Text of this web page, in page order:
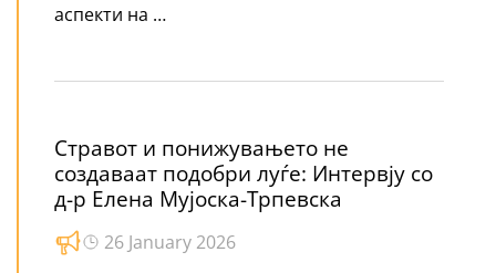
аспекти на …
Стравот и понижувањето не
создаваат подобри луѓе: Интервју со
д-р Елена Мујоска-Трпевска
26 January 2026